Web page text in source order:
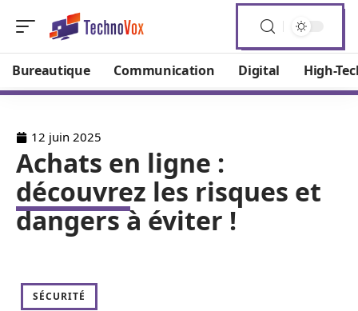
Bureautique Communication Digital High-
12 juin 2025
Achats en ligne :
découvrez les risques et
dangers à éviter !
SÉCURITÉ